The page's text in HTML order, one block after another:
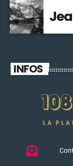
INFOS